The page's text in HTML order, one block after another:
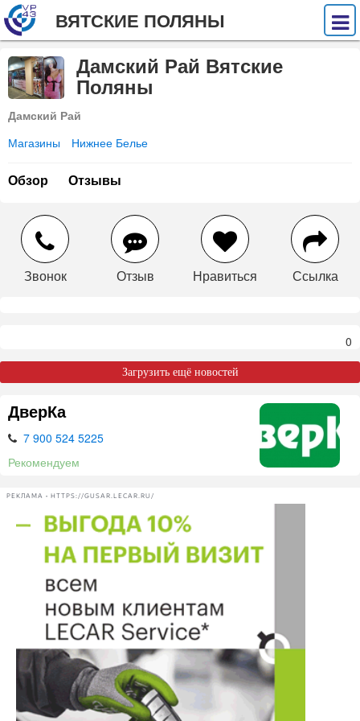
ВЯТСКИЕ ПОЛЯНЫ
Дамский Рай Вятские
Поляны
Дамский Рай
Магазины Нижнее Белье
Обзор Отзывы
Звонок Отзыв Нравиться Ссылка
0
Загрузить ещё новостей
ДверКа
7 900 524 5225
Рекомендуем
РЕКЛАМА • HTTPS://GUSAR.LECAR.RU/